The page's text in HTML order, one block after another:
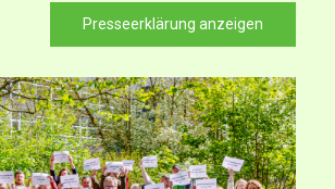
Presseerklärung anzeigen